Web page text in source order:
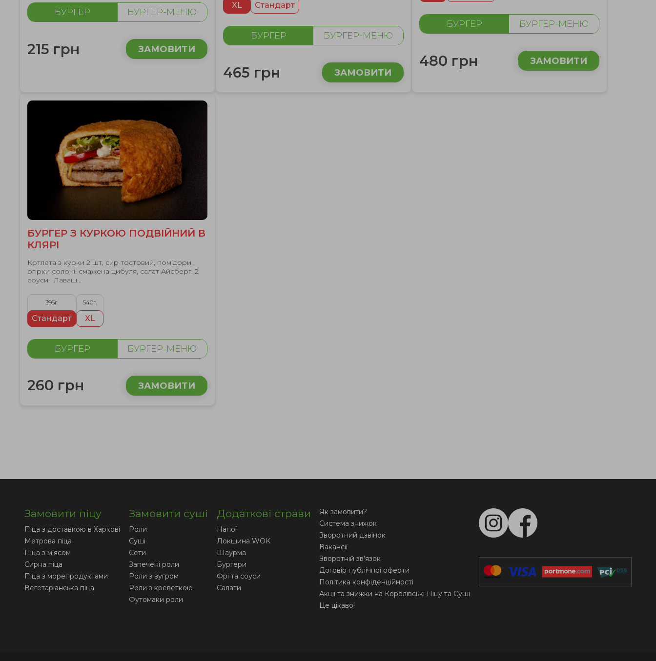
БУРГЕР БУРГЕР-МЕНЮ
215 грн ЗАМОВИТИ
XL Стандарт
БУРГЕР БУРГЕР-МЕНЮ
465 грн ЗАМОВИТИ
БУРГЕР БУРГЕР-МЕНЮ
480 грн ЗАМОВИТИ
БУРГЕР З КУРКОЮ ПОДВІЙНИЙ В
КЛЯРІ
Котлета з курки 2 шт, сир тостовий, помiдори,
огiрки солонi, смажена цибуля, салат Айсберг, 2
соуси. Лаваш...
395г.
Стандарт
540г.
XL
БУРГЕР БУРГЕР-МЕНЮ
260 грн ЗАМОВИТИ
Замовити піцу
Піца з доставкою в Харкові
Метрова піца
Піца з м’ясом
Сирна піца
Піца з морепродуктами
Вегетаріанська піца
Замовити суші
Роли
Суші
Сети
Запечені роли
Роли з вугром
Роли з креветкою
Футомаки роли
Додаткові страви
Напої
Локшина WOK
Шаурма
Бургери
Фрі та соуси
Салати
Як замовити?
Система знижок
Зворотний дзвінок
Вакансії
Зворотній зв’язок
Договір публічної оферти
Політика конфіденційності
Акції та знижки на Королівські Піцу та Суші
Це цікаво!